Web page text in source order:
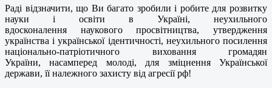
Раді відзначити, що Ви багато зробили і робите для розвитку
науки і освіти в Україні, неухильного
вдосконалення наукового просвітництва, утвердження
українства і української ідентичності, неухильного посилення
національно-патріотичного виховання громадян
України, насамперед молоді, для зміцнення Української
держави, її належного захисту від агресії рф!